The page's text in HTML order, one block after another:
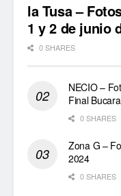
la Tusa –
1 y 2 de junio
0 SHARES
NECIO –
Final
0 SHARES
Zona G –
2024
0 SHARES